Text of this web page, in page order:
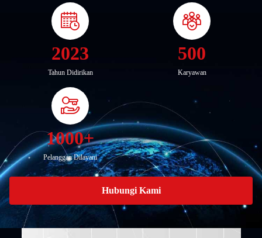
2023
Tahun Didirikan
500
Karyawan
1000+
Pelanggan Dilayani
Hubungi Kami